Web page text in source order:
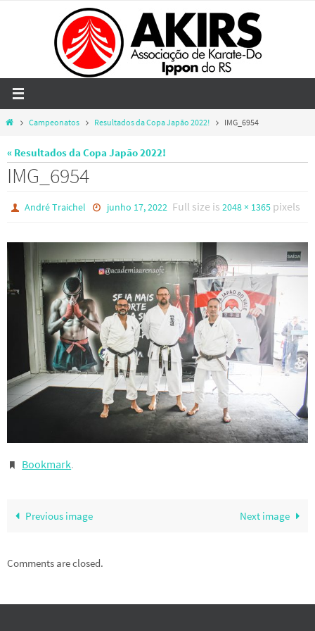
HomeCampeonatos Resultados da Copa Japão 2022! IMG_6954
« Resultados da Copa Japão 2022!
IMG_6954
André Traichel junho 17, 2022 Full size is 2048 × 1365pixels
Bookmark.
Previous image Next image
Comments are closed.